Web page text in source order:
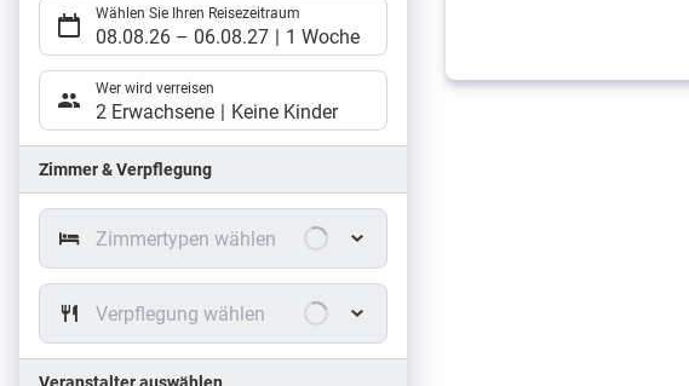
Wählen Sie Ihren Reisezeitraum
08.08.26 – 06.08.27 1 Woche
Wer wird verreisen
2 Erwachsene Keine Kinder
Zimmer & Verpflegung
Zimmertypen wählen
Verpflegung wählen